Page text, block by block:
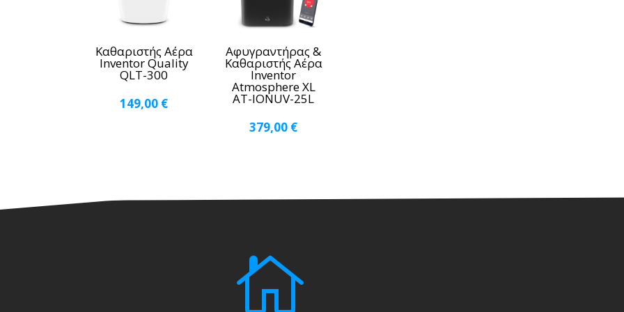
Καθαριστής Αέρα
Inventor Quality
QLT-300
149,00 €
Αφυγραντήρας &
Καθαριστής Αέρα
Inventor
Atmosphere XL
AT-IONUV-25L
379,00 €
